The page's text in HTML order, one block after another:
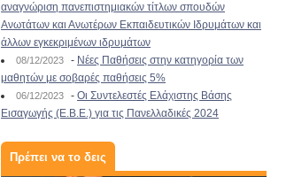
αναγνώριση πανεπιστημιακών τίτλων σπουδών
Ανωτάτων και Ανωτέρων Εκπαιδευτικών Ιδρυμάτων και
άλλων εγκεκριμένων ιδρυμάτων
08/12/2023 - Νέες Παθήσεις στην κατηγορία των
μαθητών με σοβαρές παθήσεις 5%
06/12/2023 - Οι Συντελεστές Ελάχιστης Βάσης
Εισαγωγής (Ε.Β.Ε.) για τις Πανελλαδικές 2024
Πρέπει να το δεις